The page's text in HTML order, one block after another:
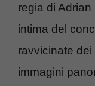
regia di Adrian
intima del
ravvicinate
immagini